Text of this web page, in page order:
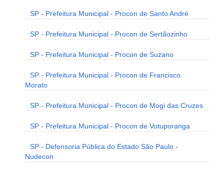
SP - Prefeitura Municipal - Procon de Santo André
SP - Prefeitura Municipal - Procon de Sertãozinho
SP - Prefeitura Municipal - Procon de Suzano
SP - Prefeitura Municipal - Procon de Francisco
Morato
SP - Prefeitura Municipal - Procon de Mogi das Cruzes
SP - Prefeitura Municipal - Procon de Votuporanga
SP - Defensoria Pública do Estado São Paulo -
Nudecon